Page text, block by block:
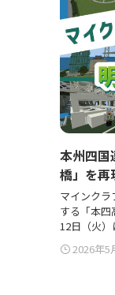
本州四国
橋」を再
マインク
する「本四
12日（火）
2026年5